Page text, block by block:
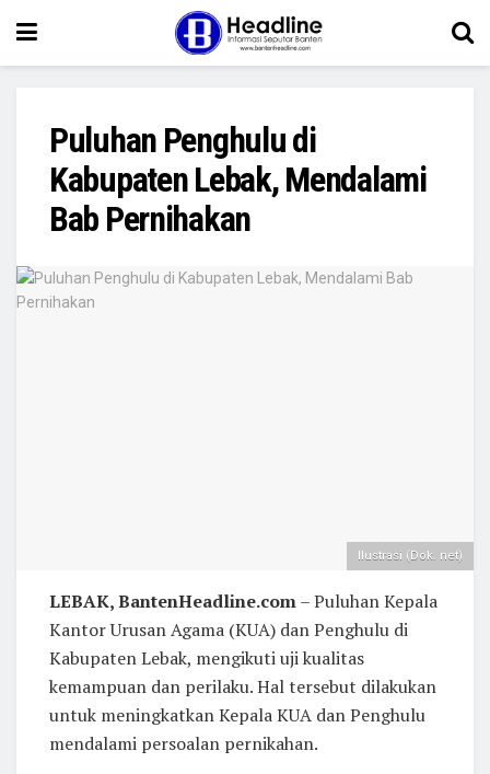
Puluhan Penghulu di
Kabupaten Lebak, Mendalami
Bab Pernihakan
Ilustrasi (Dok. net)
LEBAK, BantenHeadline.com– Puluhan Kepala
Kantor Urusan Agama (KUA) dan Penghulu di
Kabupaten Lebak, mengikuti uji kualitas
kemampuan dan perilaku. Hal tersebut dilakukan
untuk meningkatkan Kepala KUA dan Penghulu
mendalami persoalan pernikahan.